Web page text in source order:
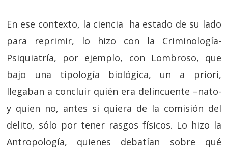
En ese contexto, la ciencia ha estado de su lado
para reprimir, lo hizo con la Criminología-
Psiquiatría, por ejemplo, con Lombroso, que
bajo una tipología biológica, un a priori,
llegaban a concluir quién era delincuente –nato-
y quien no, antes si quiera de la comisión del
delito, sólo por tener rasgos físicos. Lo hizo la
Antropología, quienes debatían sobre qué